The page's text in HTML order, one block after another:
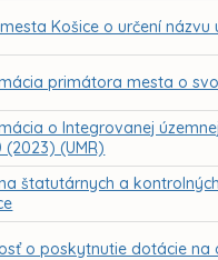
Košice o určení názvu
primátora mesta o
o Integrovanej
(2023) (UMR)
štatutárnych a
o poskytnutie dotácie